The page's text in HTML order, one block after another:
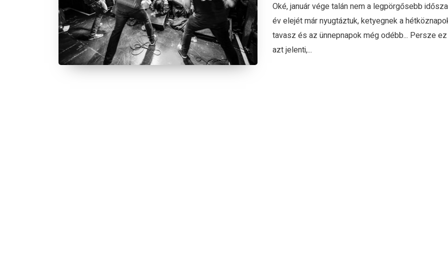
Oké, január vége talán nem a legpörgősebb
év elejét már nyugtáztuk, ketyegnek a
tavasz és az ünnepnapok még odébb... Persze
azt jelenti,...